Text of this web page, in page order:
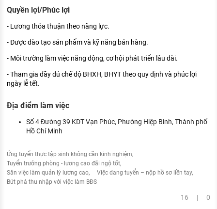
Quyền lợi/Phúc lợi
- Lương thỏa thuận theo năng lực.
- Được đào tạo sản phẩm và kỹ năng bán hàng.
- Môi trường làm việc năng động, cơ hội phát triển lâu dài.
- Tham gia đầy đủ chế độ BHXH, BHYT theo quy định và phúc lợi
ngày lễ tết.
Địa điểm làm việc
Số 4 Đường 39 KDT Vạn Phúc, Phường Hiệp Bình, Thành phố
Hồ Chí Minh
Ứng tuyển thực tập sinh không cần kinh nghiệm
Tuyển trưởng phòng - lương cao đãi ngộ tốt
Săn việc làm quản lý lương cao
Việc đang tuyển – nộp hồ sơ liền tay
Bứt phá thu nhập với việc làm BĐS
16 | 0